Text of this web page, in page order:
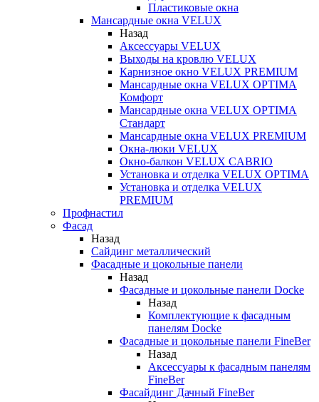
Пластиковые окна
Мансардные окна VELUX
Назад
Аксессуары VELUX
Выходы на кровлю VELUX
Карнизное окно VELUX PREMIUM
Мансардные окна VELUX OPTIMA
Комфорт
Мансардные окна VELUX OPTIMA
Стандарт
Мансардные окна VELUX PREMIUM
Окна-люки VELUX
Окно-балкон VELUX CABRIO
Установка и отделка VELUX OPTIMA
Установка и отделка VELUX
PREMIUM
Профнастил
Фасад
Назад
Сайдинг металлический
Фасадные и цокольные панели
Назад
Фасадные и цокольные панели Docke
Назад
Комплектующие к фасадным
панелям Docke
Фасадные и цокольные панели FineBer
Назад
Аксессуары к фасадным панелям
FineBer
Фасайдинг Дачный FineBer